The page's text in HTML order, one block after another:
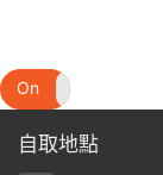
On
自取地點